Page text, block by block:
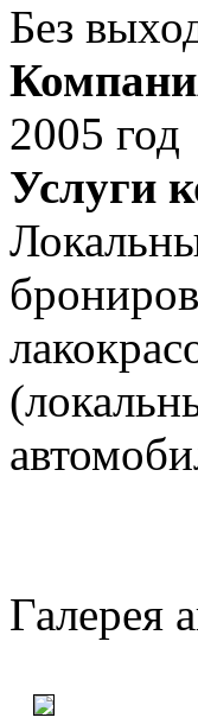
Без
2005 год
Услуги
Галерея